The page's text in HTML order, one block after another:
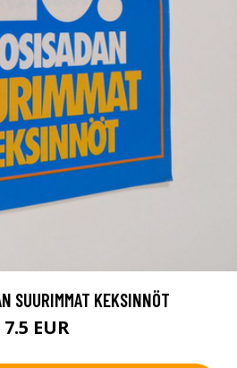
SUURIMMAT KEKSINNÖT
7.5 EUR